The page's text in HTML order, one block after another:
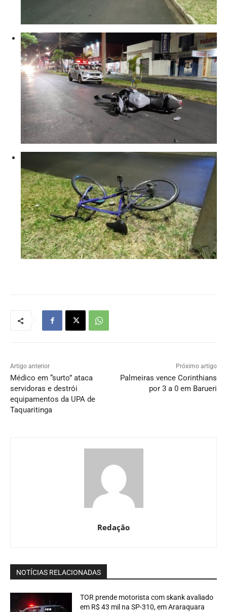
Artigo anterior
Médico em “surto” ataca
servidoras e destrói
equipamentos da UPA de
Taquaritinga
Próximo artigo
Palmeiras vence Corinthians
por 3 a 0 em Barueri
Redação
NOTÍCIAS RELACIONADAS
TOR prende motorista com skank avaliado
em R$ 43 mil na SP-310, em Araraquara